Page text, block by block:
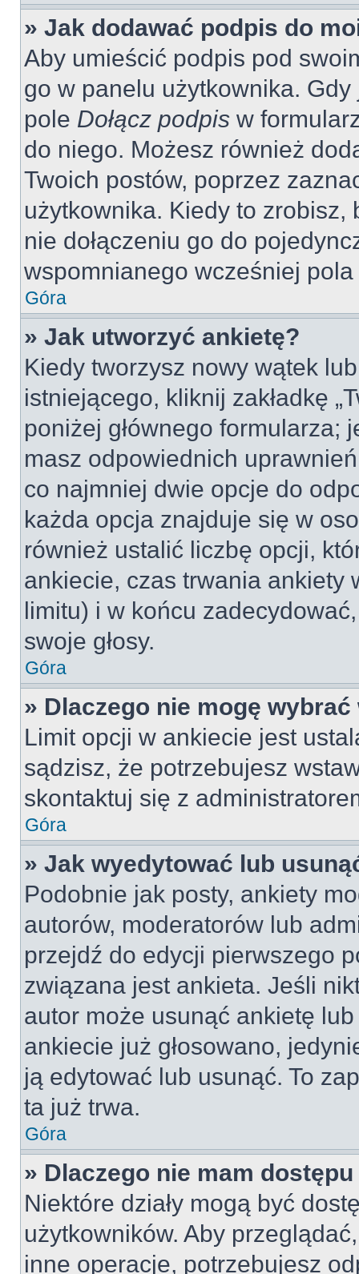
» Jak dodawać podpis do
Aby umieścić podpis pod
go w panelu użytkownika.
pole Dołącz podpis w
do niego. Możesz również
Twoich postów, poprzez
użytkownika. Kiedy to zrobisz,
nie dołączeniu go do
wspomnianego wcześniej
Góra
» Jak utworzyć ankietę?
Kiedy tworzysz nowy wątek
istniejącego, kliknij zakładkę
poniżej głównego formularza;
masz odpowiednich
co najmniej dwie opcje do
każda opcja znajduje się w
również ustalić liczbę opcji,
ankiecie, czas trwania ankiety
limitu) i w końcu
swoje głosy.
Góra
» Dlaczego nie mogę
Limit opcji w ankiecie jest
sądzisz, że potrzebujesz
skontaktuj się z
Góra
» Jak wyedytować lub
Podobnie jak posty, ankiety
autorów, moderatorów lub
przejdź do edycji pierwszego
związana jest ankieta. Jeśli
autor może usunąć ankietę
ankiecie już głosowano,
ją edytować lub usunąć. To
ta już trwa.
Góra
» Dlaczego nie mam dostępu
Niektóre działy mogą być
użytkowników. Aby
inne operacje, potrzebujesz